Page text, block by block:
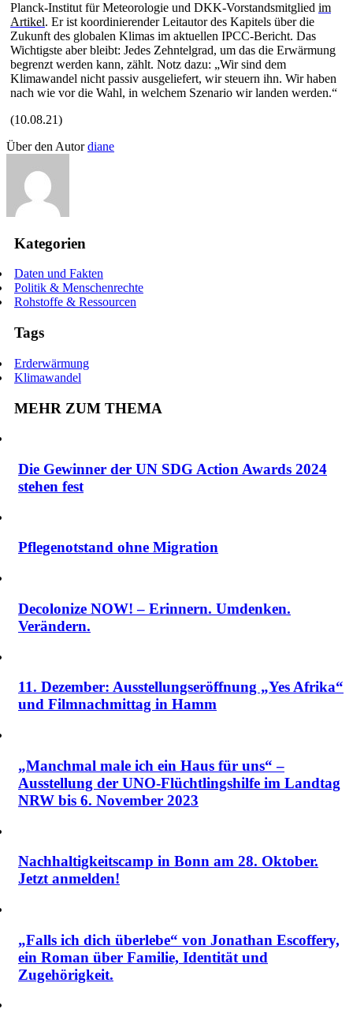
Planck-Institut für Meteorologie und DKK-Vorstandsmitglied im
Artikel. Er ist koordinierender Leitautor des Kapitels über die
Zukunft des globalen Klimas im aktuellen IPCC-Bericht. Das
Wichtigste aber bleibt: Jedes Zehntelgrad, um das die Erwärmung
begrenzt werden kann, zählt. Notz dazu: „Wir sind dem
Klimawandel nicht passiv ausgeliefert, wir steuern ihn. Wir haben
nach wie vor die Wahl, in welchem Szenario wir landen werden.“
(10.08.21)
Über den Autordiane
Kategorien
Daten und Fakten
Politik & Menschenrechte
Rohstoffe & Ressourcen
Tags
Erderwärmung
Klimawandel
MEHR ZUM THEMA
Die Gewinner der UN SDG Action Awards 2024
stehen fest
Pflegenotstand ohne Migration
Decolonize NOW! – Erinnern. Umdenken.
Verändern.
11. Dezember: Ausstellungseröffnung „Yes Afrika“
und Filmnachmittag in Hamm
„Manchmal male ich ein Haus für uns“ –
Ausstellung der UNO-Flüchtlingshilfe im Landtag
NRW bis 6. November 2023
Nachhaltigkeitscamp in Bonn am 28. Oktober.
Jetzt anmelden!
„Falls ich dich überlebe“ von Jonathan Escoffery,
ein Roman über Familie, Identität und
Zugehörigkeit.